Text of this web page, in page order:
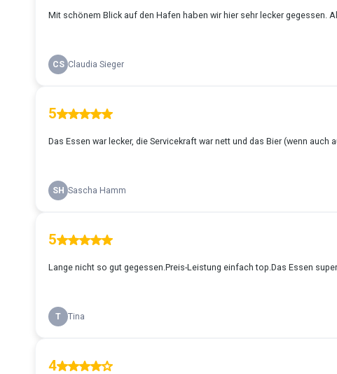
Mit schönem Blick auf den Hafen haben wir hier sehr lecker gegessen.
CS Claudia Sieger
5
Das Essen war lecker, die Servicekraft war nett und das Bier (wenn
SH Sascha Hamm
5
Lange nicht so gut gegessen.Preis-Leistung einfach top.Das Essen
T Tina
4